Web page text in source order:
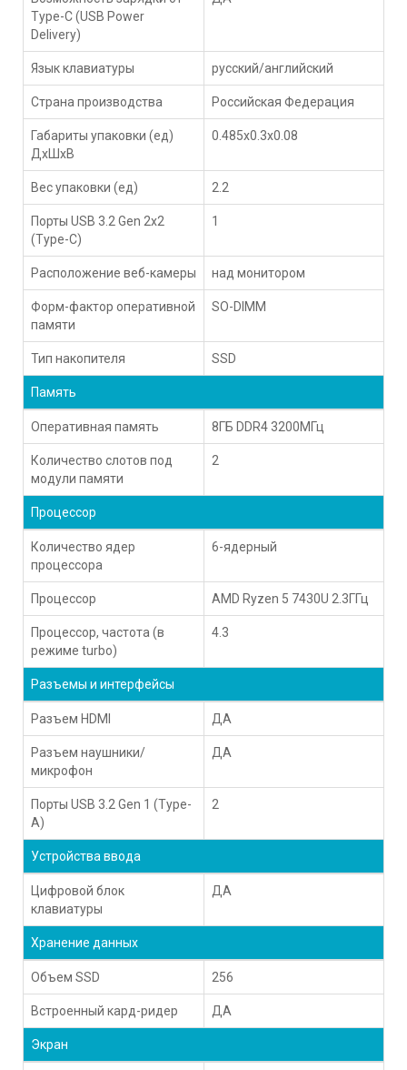
Type-C (USB Power
Delivery)
Язык клавиатуры русский/английский
Страна производства Российская Федерация
Габариты упаковки (ед)
ДхШхВ
0.485x0.3x0.08
Вес упаковки (ед) 2.2
Порты USB 3.2 Gen 2x2
(Type-С)
1
Расположение веб-камеры над монитором
Форм-фактор оперативной
памяти
SO-DIMM
Тип накопителя SSD
Память
Оперативная память 8ГБ DDR4 3200МГц
Количество слотов под
модули памяти
2
Процессор
Количество ядер
процессора
6-ядерный
Процессор AMD Ryzen 5 7430U 2.3ГГц
Процессор, частота (в
режиме turbo)
4.3
Разъемы и интерфейсы
Разъем HDMI ДА
Разъем наушники/
микрофон
ДА
Порты USB 3.2 Gen 1 (Type-
A)
2
Устройства ввода
Цифровой блок
клавиатуры
ДА
Хранение данных
Объем SSD 256
Встроенный кард-ридер ДА
Экран